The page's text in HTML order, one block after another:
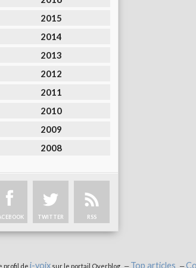
2015
2014
2013
2012
2011
2010
2009
2008
TWITTER RSS
profil de i-voixsur le portail Overblog Top articles